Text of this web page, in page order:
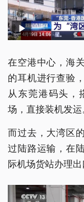
在空港中心，海
的耳机进行查验
从东莞港码头，
场，直接装机发运
而过去，大湾区
过陆路运输，在
际机场货站办理出